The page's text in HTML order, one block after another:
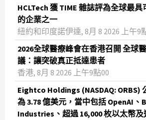
HCLTech 獲 TIME 雜誌評為全球最
的企業之一
紐約和印度諾伊達, 8月 8 2026 上午9
2026全球醫療峰會在香港召開 全球
議：讓突破真正抵達患者
香港, 8月 8 2026 上午9點00
Eightco Holdings (NASDAQ: ORBS)
為 3.78 億美元，當中包括 OpenAI、
Industries、超過 16,000 枚以太幣及